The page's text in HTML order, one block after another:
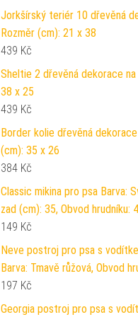
Jorkšírský teriér 10 dřevěná
Rozměr (cm): 21 x 38
439 Kč
Sheltie 2 dřevěná dekorace
38 x 25
439 Kč
Border kolie dřevěná
(cm): 35 x 26
384 Kč
Classic mikina pro psa Barva:
zad (cm): 35, Obvod hrudníku:
149 Kč
Neve postroj pro psa s
Barva: Tmavě růžová, Obvod
197 Kč
Georgia postroj pro psa s